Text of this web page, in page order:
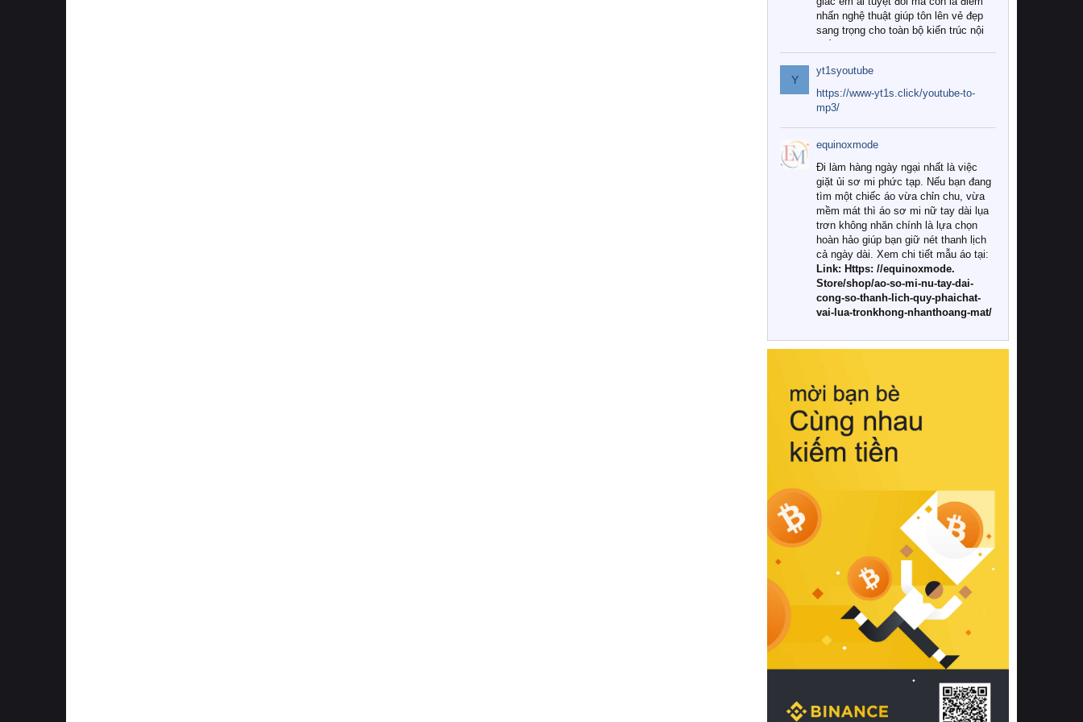
nhấn nghệ thuật giúp tôn lên vẻ đẹp
sang trọng cho toàn bộ kiến trúc nội
Tuy nhiên, giữa thị trường đa dạng
với vô vàn thương hiệu và mẫu mã
như hiện nay, làm thế nào để chọn
được những bộ chăn ga gối đệm cao
cấp thực sự chất lượng, phù hợp với
khí hậu và nhu cầu sử dụng của gia
đình? Hãy cùng chúng tôi đi tìm lời
giải đáp chi tiết qua bài viết dưới đây.
1. Tại sao các gia đình hiện đại lại ưa
chuộng chăn ga gối đệm cao cấp?
Khác với các dòng sản phẩm thông
thường, những bộ chăn ga gối đệm
cao cấp trải qua quy trình sản xuất
nghiêm ngặt từ khâu chọn lọc nguyên
liệu tự nhiên đến công nghệ dệt
nhuộm hiện đại không chứa hóa chất
này, bạn sẽ cảm nhận rõ rệt sự khác
hồi chuẩn xác của phần đệm nâng đỡ
cột sống.
Bên cạnh đó, việc lựa chọn các dòng
sản phẩm đạt chuẩn chất lượng quốc
tế còn giúp ngăn ngừa tình trạng kích
khuẩn và nấm mốc trong điều kiện
thời tiết nóng ẩm. Bạn có thể tìm hiểu
thêm các nghiên cứu khoa học về tác
động của giấc ngủ và môi trường
phòng ngủ đối với sức khỏe con
người tại Sleep Foundation (External
Link) để có cái nhìn toàn diện hơn.
2. Các tiêu chí vàng khi lựa chọn
chăn ga gối đệm cao cấp cho phòng
ngủ
Để sở hữu một bộ chăn ga gối đệm
cao cấp hoàn hảo cả về thẩm mỹ lẫn
công năng, người tiêu dùng cần cân
nhắc kỹ lưỡng các tiêu chí quan trọng
Y
yt1syoutube
https://www-yt1s.click/youtube-to-
mp3/
equinoxmode
Đi làm hàng ngày ngại nhất là việc
giặt ủi sơ mi phức tạp. Nếu bạn đang
tìm một chiếc áo vừa chỉn chu, vừa
mềm mát thì áo sơ mi nữ tay dài lụa
trơn không nhăn chính là lựa chọn
hoàn hảo giúp bạn giữ nét thanh lịch
cả ngày dài. Xem chi tiết mẫu áo tại:
Link: Https: //equinoxmode.
Store/shop/ao-so-mi-nu-tay-dai-
cong-so-thanh-lich-quy-phaichat-
vai-lua-tronkhong-nhanthoang-mat/